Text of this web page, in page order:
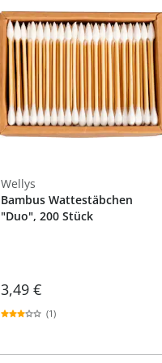
auf einer
jetzt
Uringeruch
Jetzt
die
Jetzt
Jetzt
Jetzt
Jetzt
praktische
Haushalt
Jetzt
Wellys
Bambus Wattestäbchen
"Duo", 200 Stück
3,49 €
(1)